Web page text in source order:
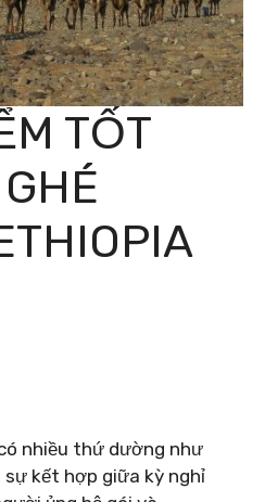
TỐT
nhiều thứ dường như
kết hợp giữa kỳ nghỉ